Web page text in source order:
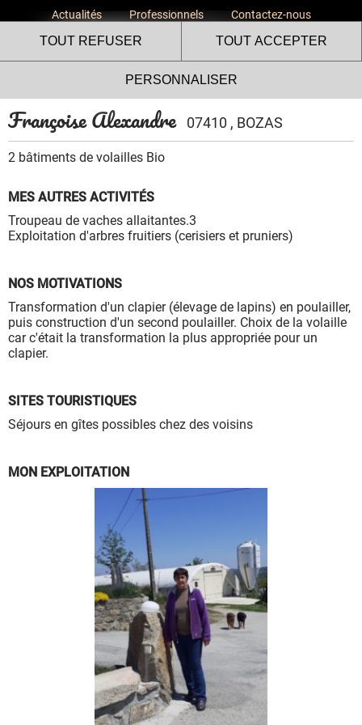
Actualités Professionnels Contactez-nous
Françoise Alexandre 07410 , BOZAS
2 bâtiments de volailles Bio
MES AUTRES ACTIVITÉS
Troupeau de vaches allaitantes.3
Exploitation d'arbres fruitiers (cerisiers et pruniers)
NOS MOTIVATIONS
Transformation d'un clapier (élevage de lapins) en poulailler,
puis construction d'un second poulailler. Choix de la volaille
car c'était la transformation la plus appropriée pour un
clapier.
SITES TOURISTIQUES
Séjours en gîtes possibles chez des voisins
MON EXPLOITATION
Le site internet Volailles
Fermières de l’Ardèche utilise
Nous utilisons des cookies pour nous assurer du bon
pouvez changer d'avis à tout moment en cliquant sur l'icône
présente sur chaque page de notre site. En autorisant ces
services tiers, vous acceptez le dépôt et la lecture de
cookies et l'utilisation de technologies de suivi nécessaires
Charte de confidentialité
TOUT REFUSER TOUT ACCEPTER
PERSONNALISER